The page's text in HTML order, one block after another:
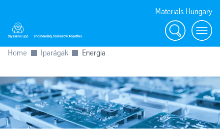
Materials Hungary
Search
Home Iparágak Energia